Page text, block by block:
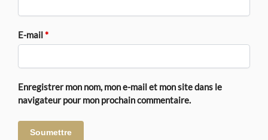
E-mail*
Enregistrer mon nom, mon e-mail et mon site dans le
navigateur pour mon prochain commentaire.